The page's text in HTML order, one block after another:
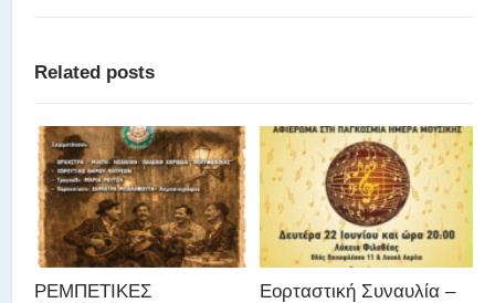
Related posts
ΡΕΜΠΕΤΙΚΕΣ
Εορταστική Συναυλία –